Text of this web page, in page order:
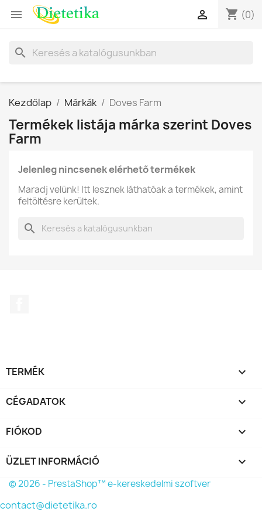
 shopping_cart (0)

search
Kezdőlap Márkák Doves Farm
Termékek listája márka szerint Doves
Farm
Jelenleg nincsenek elérhető termékek
Maradj velünk! Itt lesznek láthatóak a termékek, amint
feltöltésre kerültek.
search
TERMÉK 
CÉGADATOK 
FIÓKOD 
ÜZLET INFORMÁCIÓ keyboard_arrow_down
© 2026 - PrestaShop™ e-kereskedelmi szoftver
contact@dietetika.ro